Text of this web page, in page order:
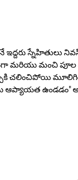
స్నేహితులు
మరియు మంచి పూల
చలించిపోయి
ఆప్యాయత ఉండడం"